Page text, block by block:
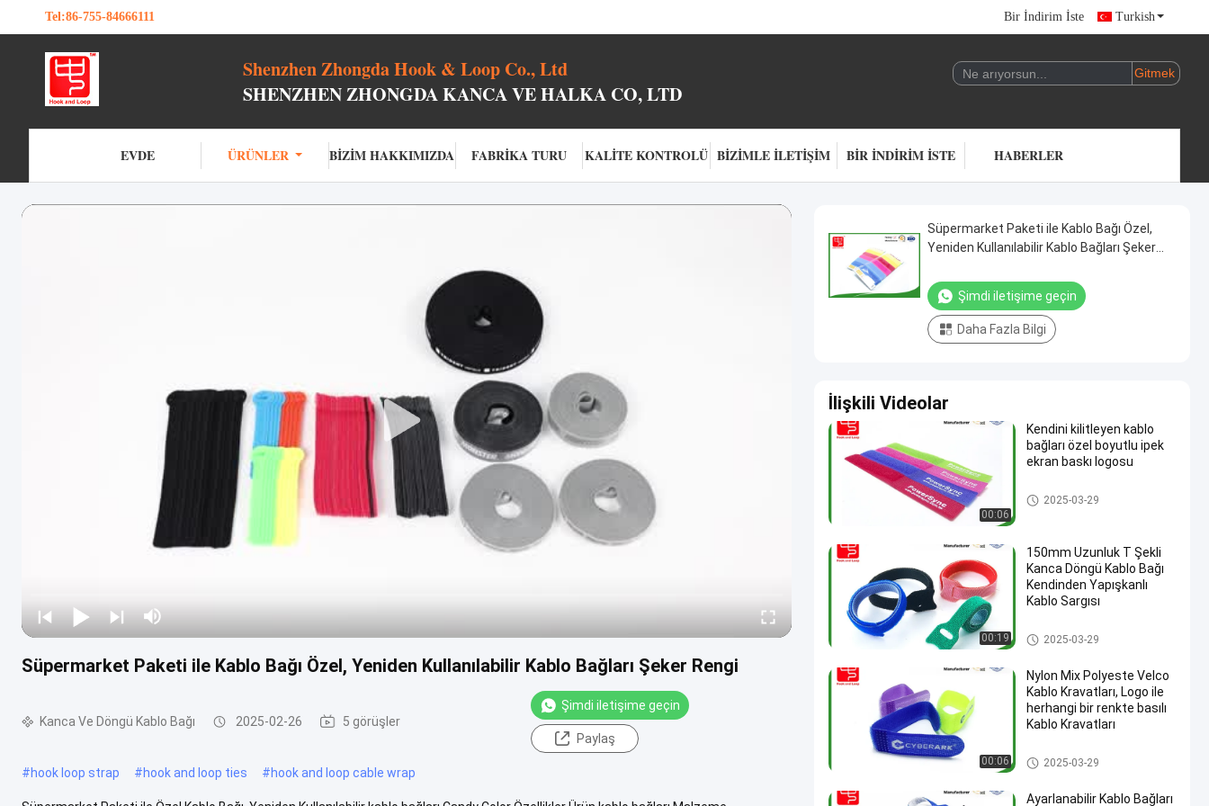
Tel:86-755-84666111 Bir İndirim İste Turkish
Shenzhen Zhongda Hook & Loop Co., Ltd
SHENZHEN ZHONGDA KANCA VE HALKA CO, LTD
EVDE ÜRÜNLER BIZIM HAKKIMIZDA FABRIKA TURU KALITE KONTROLÜ BIZIMLE İLETIŞIM BIR İNDIRIM İSTE HABERLER
Süpermarket Paketi ile Kablo Bağı Özel, Yeniden Kullanılabilir Kablo Bağları Şeker Rengi
Kanca Ve Döngü Kablo Bağı 2025-02-26 5 görüşler
Şimdi iletişime geçin
Paylaş
#hook loop strap #hook and loop ties #hook and loop cable wrap
Süpermarket Paketi ile Kablo Bağı Özel,
Yeniden Kullanılabilir Kablo Bağları Şeker
Şimdi iletişime geçin
Daha Fazla Bilgi
İlişkili Videolar
00:06
Kendini kilitleyen kablo
bağları özel boyutlu ipek
ekran baskı logosu
Kanca Ve Döngü Kablo Bağı
2025-03-29
00:19
150mm Uzunluk T Şekli
Kanca Döngü Kablo Bağı
Kendinden Yapışkanlı
Kablo Sargısı
Kanca Ve Döngü Kablo Bağı
2025-03-29
00:06
Nylon Mix Polyeste Velco
Kablo Kravatları, Logo ile
herhangi bir renkte basılı
Kablo Kravatları
Kanca Ve Döngü Kablo Bağı
2025-03-29
Ayarlanabilir Kablo Bağları